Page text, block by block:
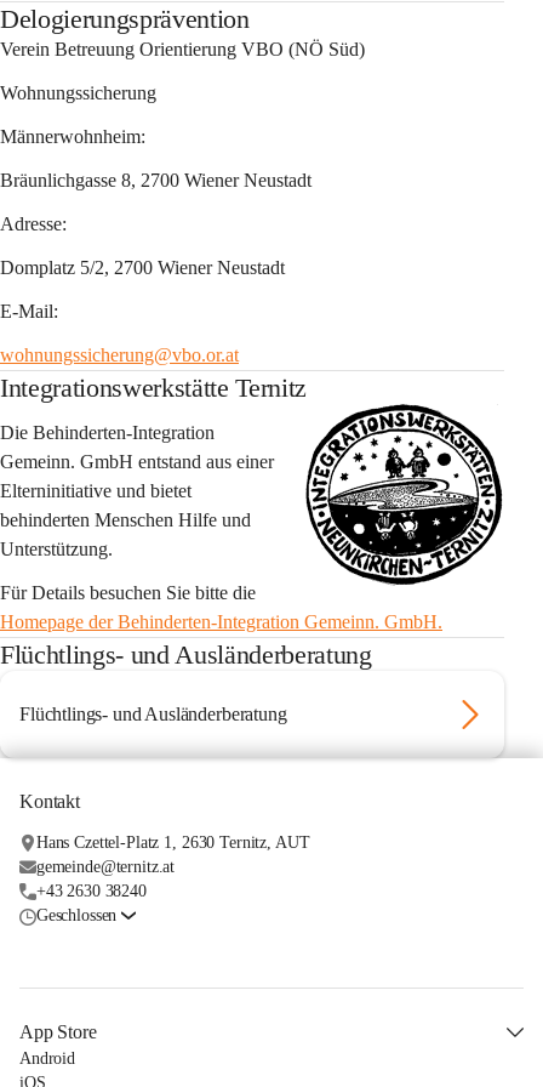
Delogierungsprävention
Verein Betreuung Orientierung VBO (NÖ Süd)
Wohnungssicherung
Männerwohnheim:
Bräunlichgasse 8, 2700 Wiener Neustadt
Adresse:
Domplatz 5/2, 2700 Wiener Neustadt
E-Mail:
wohnungssicherung@vbo.or.at
Integrationswerkstätte Ternitz
Die Behinderten-Integration
Gemeinn. GmbH entstand aus einer
Elterninitiative und bietet
behinderten Menschen Hilfe und
Unterstützung.
Für Details besuchen Sie bitte die
Homepage der Behinderten-Integration Gemeinn. GmbH.
Flüchtlings- und Ausländerberatung
Flüchtlings- und Ausländerberatung
Kontakt
Hans Czettel-Platz 1, 2630 Ternitz, AUT
gemeinde@ternitz.at
+43 2630 38240
Geschlossen
App Store
Android
iOS